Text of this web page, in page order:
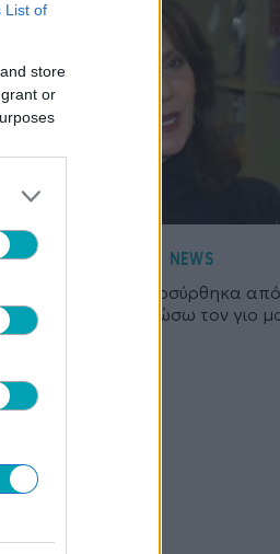
List of
store
or
NEWS
Κωνσταντά: «Αποσύρθηκα από
να μεγαλώσω τον γιο